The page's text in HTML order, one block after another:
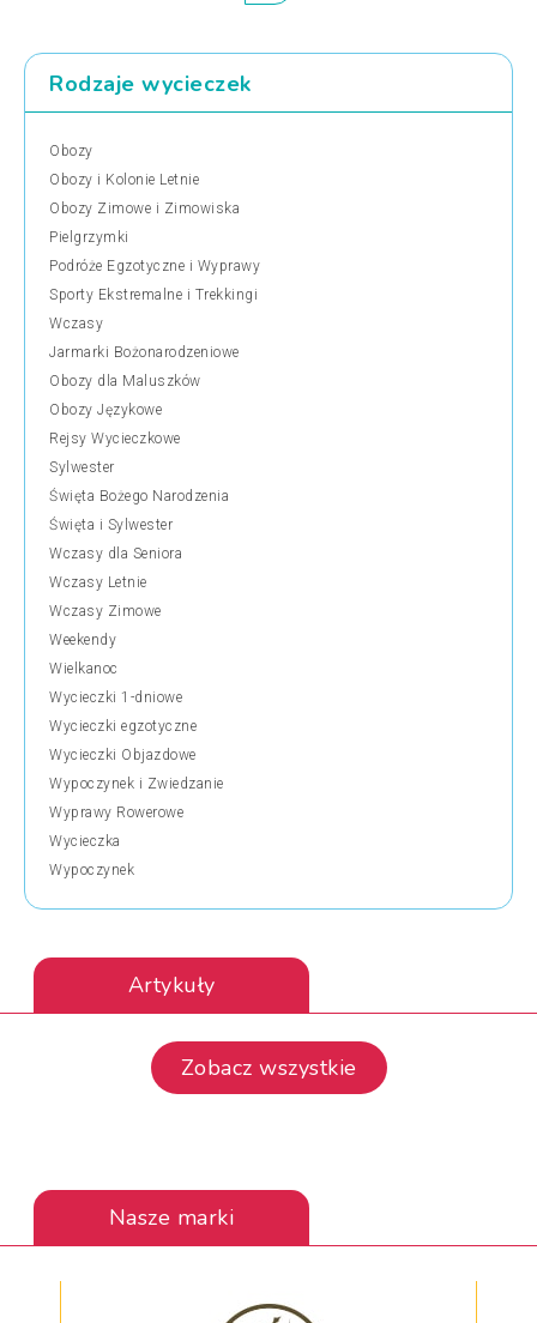
Rodzaje wycieczek
Obozy
Obozy i Kolonie Letnie
Obozy Zimowe i Zimowiska
Pielgrzymki
Podróże Egzotyczne i Wyprawy
Sporty Ekstremalne i Trekkingi
Wczasy
Jarmarki Bożonarodzeniowe
Obozy dla Maluszków
Obozy Językowe
Rejsy Wycieczkowe
Sylwester
Święta Bożego Narodzenia
Święta i Sylwester
Wczasy dla Seniora
Wczasy Letnie
Wczasy Zimowe
Weekendy
Wielkanoc
Wycieczki 1-dniowe
Wycieczki egzotyczne
Wycieczki Objazdowe
Wypoczynek i Zwiedzanie
Wyprawy Rowerowe
Wycieczka
Wypoczynek
Artykuły
Zobacz wszystkie
Nasze marki